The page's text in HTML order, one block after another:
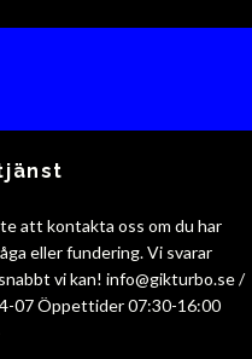
att kontakta oss om du har
eller fundering. Vi svarar
vi kan! info@gikturbo.se/
07 Öppettider 07:30-16:00